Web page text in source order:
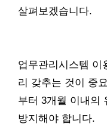
살펴보겠습니다.
업무관리시스템 이
리 갖추는 것이 중
부터 3개월 이내의
방지해야 합니다.